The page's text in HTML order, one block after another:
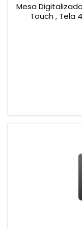
Mesa
Touch , Tela